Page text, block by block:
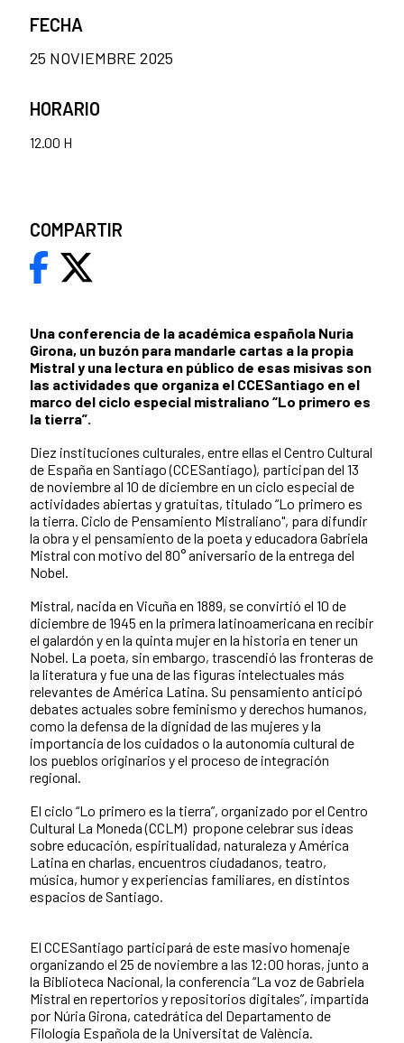
Una conferencia de la académica española Nuria
Girona, un buzón para mandarle cartas a la propia
Mistral y una lectura en público de esas misivas son
las actividades que organiza el CCESantiago en el
marco del ciclo especial mistraliano “Lo primero es
la tierra”.
Diez instituciones culturales, entre ellas el Centro Cultural
de España en Santiago (CCESantiago), participan del 13
de noviembre al 10 de diciembre en un ciclo especial de
actividades abiertas y gratuitas, titulado “Lo primero es
la tierra. Ciclo de Pensamiento Mistraliano", para difundir
la obra y el pensamiento de la poeta y educadora Gabriela
Mistral con motivo del 80° aniversario de la entrega del
Nobel.
Mistral, nacida en Vicuña en 1889, se convirtió el 10 de
diciembre de 1945 en la primera latinoamericana en recibir
el galardón y en la quinta mujer en la historia en tener un
Nobel. La poeta, sin embargo, trascendió las fronteras de
la literatura y fue una de las figuras intelectuales más
relevantes de América Latina. Su pensamiento anticipó
debates actuales sobre feminismo y derechos humanos,
como la defensa de la dignidad de las mujeres y la
importancia de los cuidados o la autonomía cultural de
los pueblos originarios y el proceso de integración
regional.
El ciclo “Lo primero es la tierra”, organizado por el Centro
Cultural La Moneda (CCLM) propone celebrar sus ideas
sobre educación, espiritualidad, naturaleza y América
Latina en charlas, encuentros ciudadanos, teatro,
música, humor y experiencias familiares, en distintos
espacios de Santiago.
El CCESantiago participará de este masivo homenaje
organizando el 25 de noviembre a las 12:00 horas, junto a
la Biblioteca Nacional, la conferencia “La voz de Gabriela
Mistral en repertorios y repositorios digitales”, impartida
por Núria Girona, catedrática del Departamento de
Filología Española de la Universitat de València.
FECHA
25 NOVIEMBRE 2025
HORARIO
12.00 H
COMPARTIR